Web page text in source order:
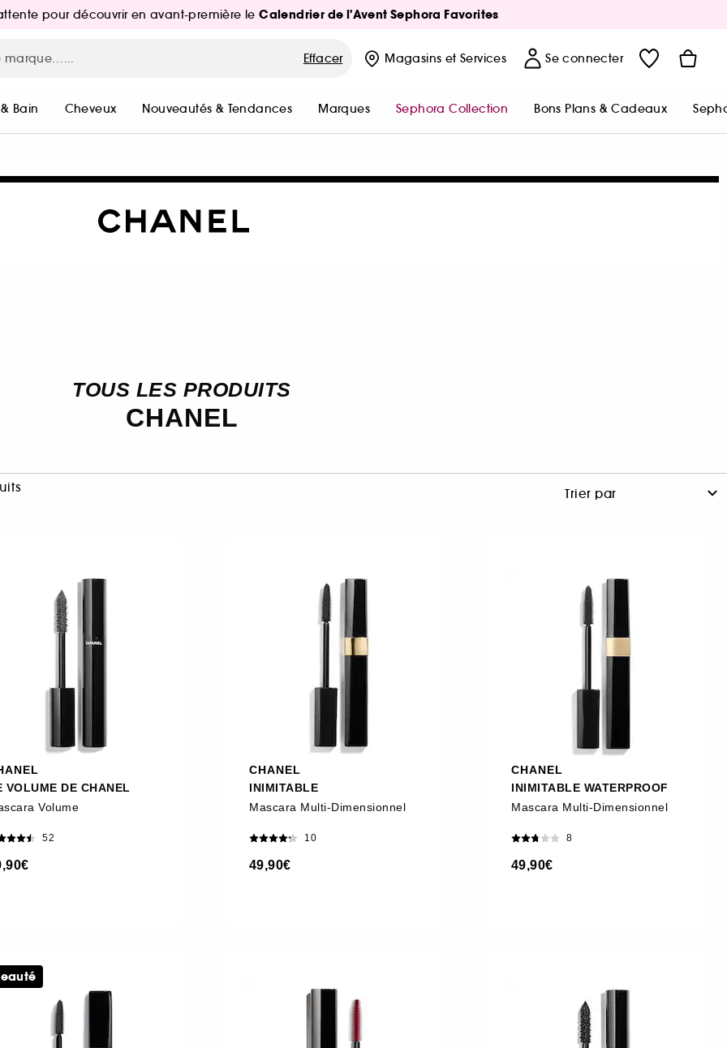
pour découvrir en avant-première leCalendrier de l'Avent Sephora Favorites
Effacer Magasins et Services Se connecter
Bain Cheveux Nouveautés & Tendances Marques Sephora Collection Bons Plans & Cadeaux
TOUS LES PRODUITS
CHANEL
VOLUME DE CHANEL
Volume
52
CHANEL
INIMITABLE
Mascara Multi-Dimensionnel
10
49,90€
CHANEL
INIMITABLE WATERPROOF
Mascara Multi-Dimensionnel
8
49,90€